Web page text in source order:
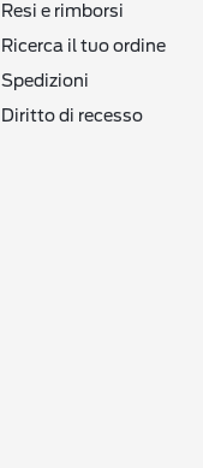
Resi e rimborsi
Ricerca il tuo ordine
Spedizioni
Diritto di recesso